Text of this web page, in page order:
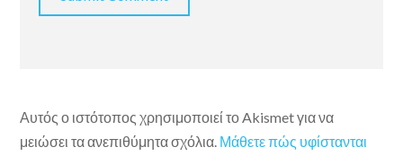
Αυτός ο ιστότοπος χρησιμοποιεί το Akismet για να
μειώσει τα ανεπιθύμητα σχόλια. Μάθετε πώς υφίστανται